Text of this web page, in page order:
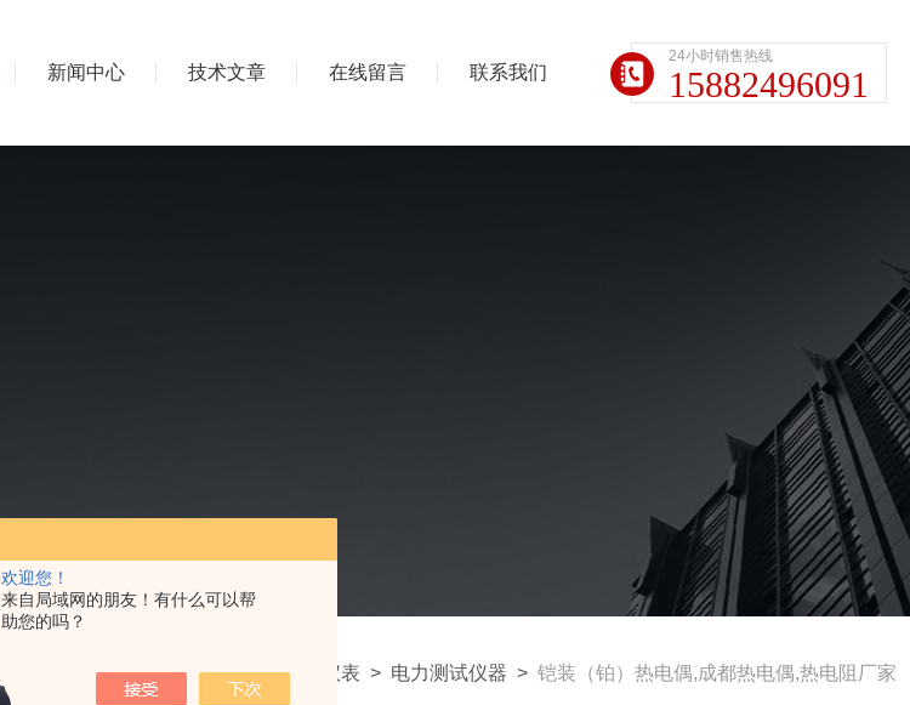
欢迎您！
来自局域网的朋友！有什么可以帮
助您的吗？
新闻中心 技术文章 在线留言 联系我们
24小时销售热线
15882496091
我的位置：首页>产品中心>电工仪表 > 电力测试仪器 > 铠装（铂）热电偶,成都热电偶,热电阻厂家